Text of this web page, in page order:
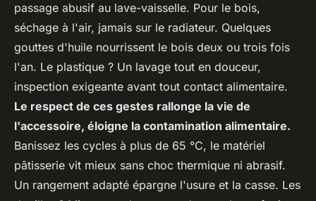
passage abusif au lave-vaisselle. Pour le bois,
séchage à l'air, jamais sur le radiateur. Quelques
gouttes d'huile nourrissent le bois deux ou trois fois
l'an. Le plastique ? Un lavage tout en douceur,
inspection exigeante avant tout contact alimentaire.
Le respect de ces gestes rallonge la vie de
l'accessoire, éloigne la contamination alimentaire.
Banissez les cycles à plus de 65 °C, le matériel
pâtisserie vit mieux sans choc thermique ni abrasif.
Un rangement adapté épargne l'usure et la casse. Les